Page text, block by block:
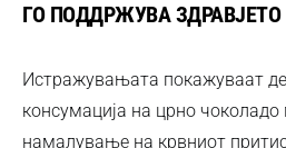
ГО ПОДДРЖУВА ЗДРАВЈЕТО
Истражувањата покажуваат
консумација на црно
намалување на крвниот